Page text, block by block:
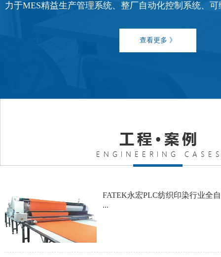
力于MES精益生产管理系统、整厂自动化控制系统、
查看更多 》
FATEK永宏PLC纺织印染行业剑
FATEK永宏PLC纺织印染行业渔
...